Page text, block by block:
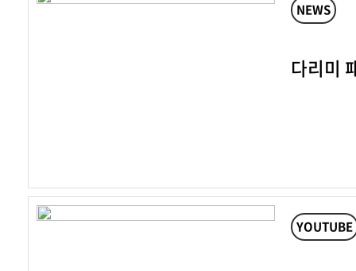
NEWS
다리미
YOUTUBE